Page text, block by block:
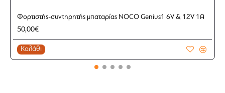
Φορτιστής-συντηρητής μπαταρίας NOCO Genius1 6V & 12V 1A
50,00€
Καλάθι